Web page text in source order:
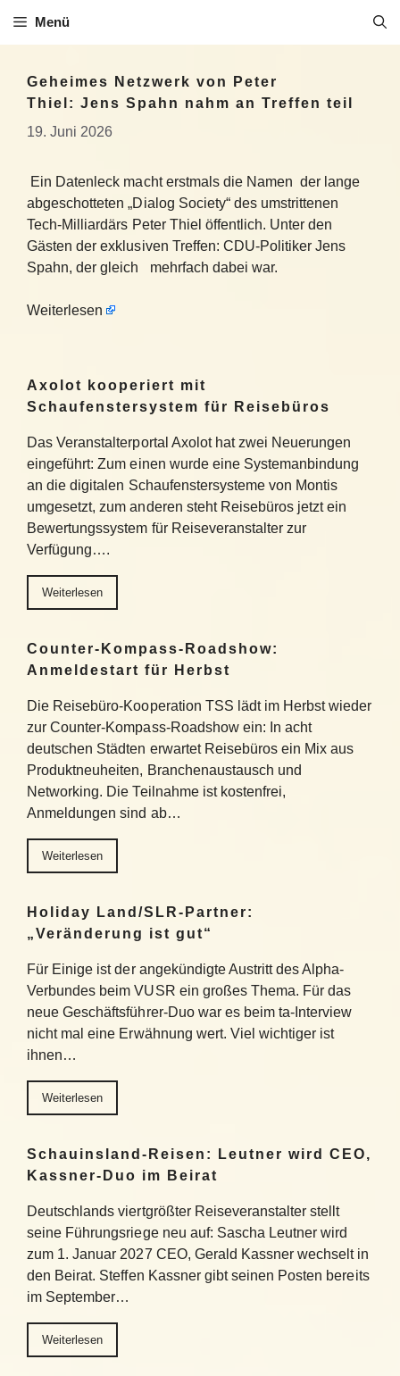
Inhalt
Menü
Geheimes Netzwerk von Peter
Thiel: Jens Spahn nahm an Treffen teil
19. Juni 2026
Ein Datenleck macht erstmals die Namen der lange
abgeschotteten „Dialog Society“ des umstrittenen
Tech-Milliardärs Peter Thiel öffentlich. Unter den
Gästen der exklusiven Treffen: CDU-Politiker Jens
Spahn, der gleich mehrfach dabei war.
Weiterlesen
Axolot kooperiert mit
Schaufenstersystem für Reisebüros
Das Veranstalterportal Axolot hat zwei Neuerungen
eingeführt: Zum einen wurde eine Systemanbindung
an die digitalen Schaufenstersysteme von Montis
umgesetzt, zum anderen steht Reisebüros jetzt ein
Bewertungssystem für Reiseveranstalter zur
Verfügung….
Weiterlesen
Counter-Kompass-Roadshow:
Anmeldestart für Herbst
Die Reisebüro-Kooperation TSS lädt im Herbst wieder
zur Counter-Kompass-Roadshow ein: In acht
deutschen Städten erwartet Reisebüros ein Mix aus
Produktneuheiten, Branchenaustausch und
Networking. Die Teilnahme ist kostenfrei,
Anmeldungen sind ab…
Weiterlesen
Holiday Land/SLR-Partner:
„Veränderung ist gut“
Für Einige ist der angekündigte Austritt des Alpha-
Verbundes beim VUSR ein großes Thema. Für das
neue Geschäftsführer-Duo war es beim ta-Interview
nicht mal eine Erwähnung wert. Viel wichtiger ist
ihnen…
Weiterlesen
Schauinsland-Reisen: Leutner wird CEO,
Kassner-Duo im Beirat
Deutschlands viertgrößter Reiseveranstalter stellt
seine Führungsriege neu auf: Sascha Leutner wird
zum 1. Januar 2027 CEO, Gerald Kassner wechselt in
den Beirat. Steffen Kassner gibt seinen Posten bereits
im September…
Weiterlesen